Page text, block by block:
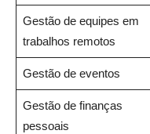
Gestão de equipes em
trabalhos remotos
Gestão de eventos
Gestão de finanças
pessoais